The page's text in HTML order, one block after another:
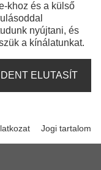
khoz és a külső
nyújtani, és
a kínálatunkat.
ELUTASÍT
Jogi tartalom